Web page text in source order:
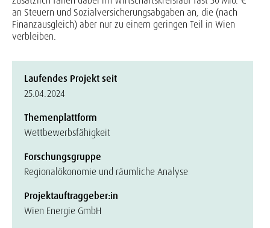
an Steuern und Sozialversicherungsabgaben an, die (nach
Finanzausgleich) aber nur zu einem geringen Teil in Wien
verbleiben.
Laufendes Projekt seit
25.04.2024
Themenplattform
Wettbewerbsfähigkeit
Forschungsgruppe
Regionalökonomie und räumliche Analyse
Projektauftraggeber:in
Wien Energie GmbH